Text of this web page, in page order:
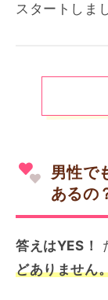
スタートしま
男性で
あるの
答えはYES！
どありません